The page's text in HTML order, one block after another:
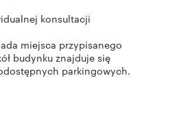
konsultacji
miejsca przypisanego
budynku znajduje się
parkingowych.